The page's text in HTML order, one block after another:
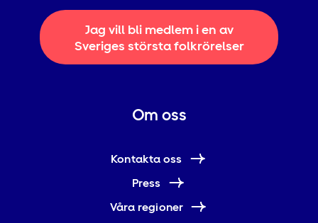
Jag vill bli medlem i en av
Sveriges största folkrörelser
Om oss
Kontakta oss
Press
Våra regioner